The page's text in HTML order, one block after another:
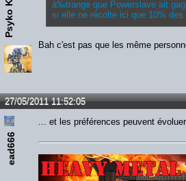
à‰trange que Powerslave ait
si elle ne récolte ici que 10% des
Bah c'est pas que les même
27/05/2011 11:52:05
ead666
... et les préférences peuvent